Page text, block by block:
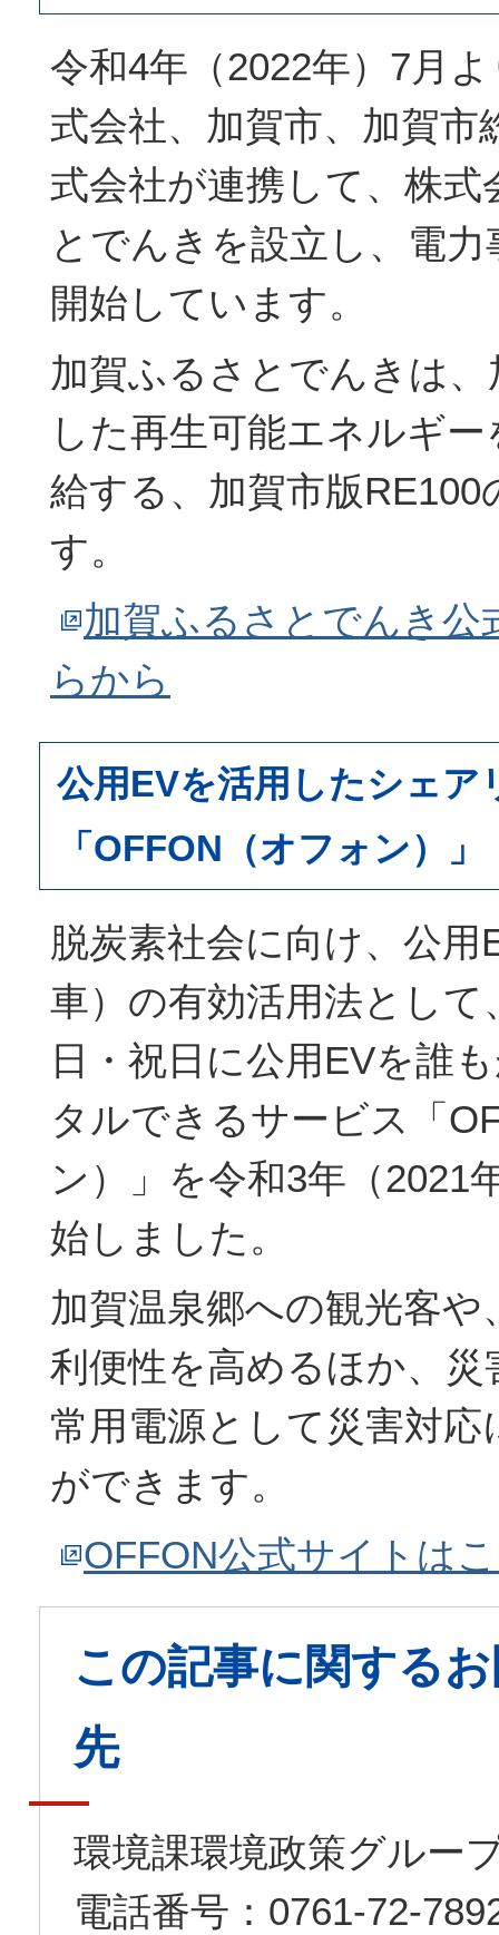
令和4年（2022年）7月
式会社、加賀市、加賀市
式会社が連携して、株式
とでんきを設立し、電
開始しています。
加賀ふるさとでんきは
した再生可能エネルギ
給する、加賀市版RE100
す。
加賀ふるさとでんき公
らから
公用EVを活用したシェア
「OFFON（オフォン）」
脱炭素社会に向け、公用
車）の有効活用法として
日・祝日に公用EVを誰
タルできるサービス「
ン）」を令和3年（2021
始しました。
加賀温泉郷への観光客や
利便性を高めるほか、災
常用電源として災害対
ができます。
OFFON公式サイトは
この記事に関する
先
環境課環境政策グルー
電話番号：0761-72-